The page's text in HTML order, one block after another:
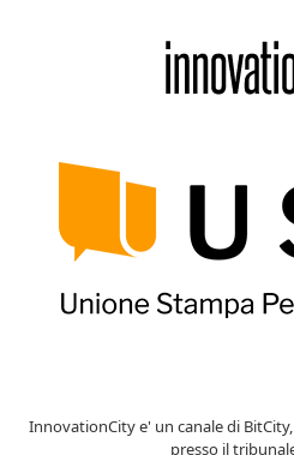
InnovationCity e' un canale di
presso il